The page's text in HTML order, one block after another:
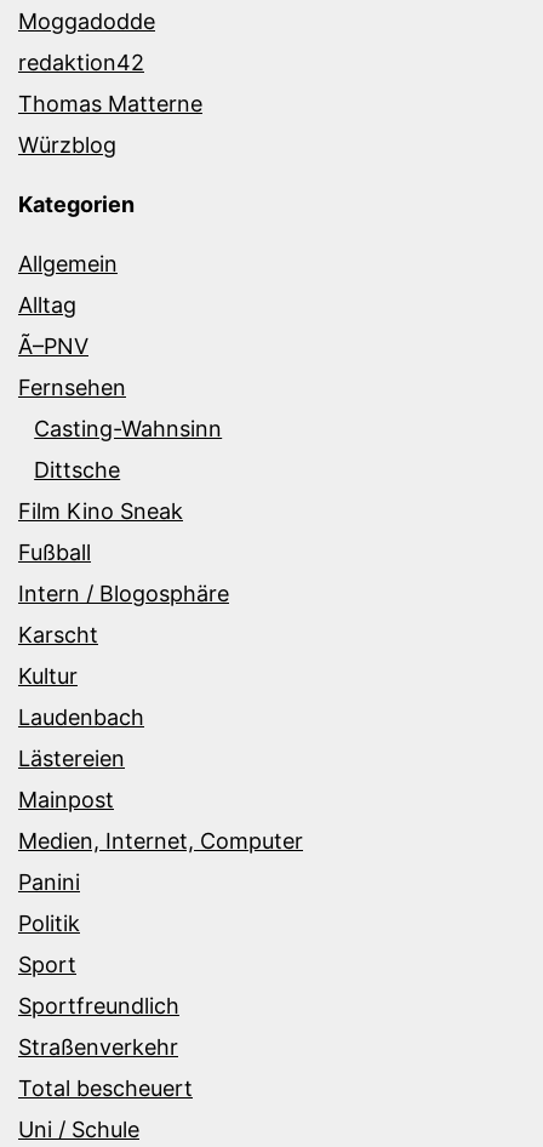
Moggadodde
redaktion42
Thomas Matterne
Würzblog
Kategorien
Allgemein
Alltag
Ã–PNV
Fernsehen
Casting-Wahnsinn
Dittsche
Film Kino Sneak
Fußball
Intern / Blogosphäre
Karscht
Kultur
Laudenbach
Lästereien
Mainpost
Medien, Internet, Computer
Panini
Politik
Sport
Sportfreundlich
Straßenverkehr
Total bescheuert
Uni / Schule